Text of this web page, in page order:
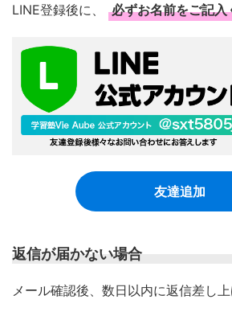
LINE登録後に、
必ずお名前をご記入
友達追加
返信が届かない場合
メール確認後、数日以内に返信差し上